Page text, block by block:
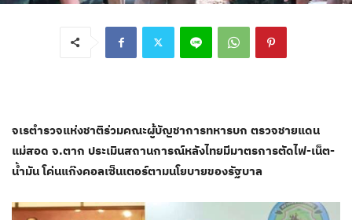
จเรตำรวจแห่งชาติร่วมคณะผู้บัญชาการทหารบก ตรวจชายแดน
แม่สอด จ.ตาก ประเมินสถานการณ์หลังไทยมีมาตรการตัดไฟ-เน็ต-
น้ำมัน โค่นแก๊งคอลเซ็นเตอร์ตามนโยบายของรัฐบาล